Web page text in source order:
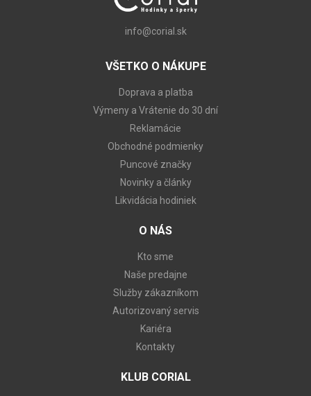
info@corial.sk
VŠETKO O NÁKUPE
Doprava a platba
Výmeny a Vrátenie do 30 dní
Reklamácie
Obchodné podmienky
Puncové značky
Novinky a články
Likvidácia hodiniek
O NÁS
Kto sme
Naše predajne
Služby zákazníkom
Autorizovaný servis
Kariéra
Kontakty
KLUB CORIAL